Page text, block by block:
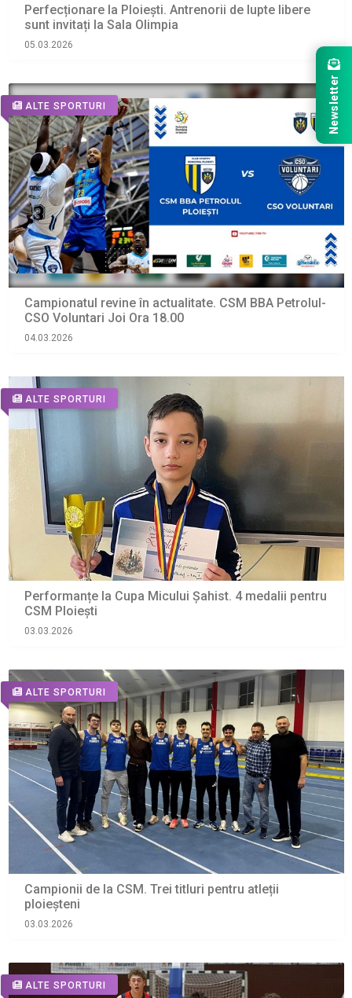
Perfecționare la Ploiești. Antrenorii de lupte libere
sunt invitați la Sala Olimpia
05.03.2026
ALTE SPORTURI
Campionatul revine în actualitate. CSM BBA Petrolul-
CSO Voluntari Joi Ora 18.00
04.03.2026
ALTE SPORTURI
Performanțe la Cupa Micului Șahist. 4 medalii pentru
CSM Ploiești
03.03.2026
ALTE SPORTURI
Campionii de la CSM. Trei titluri pentru atleții
ploieșteni
03.03.2026
ALTE SPORTURI
Newsletter